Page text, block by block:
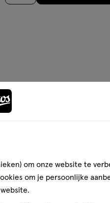
om onze website te
om je persoonlijke